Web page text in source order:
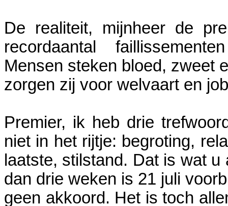
De realiteit, mijnheer de
recordaantal
Mensen steken bloed, zweet
zorgen zij voor welvaart en
Premier, ik heb drie
niet in het rijtje: begroting,
laatste, stilstand. Dat is wat
dan drie weken is 21 juli
geen akkoord. Het is toch